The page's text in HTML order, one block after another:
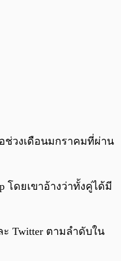
อช่วงเดือนมกราคมที่ผ่าน
โดยเขาอ้างว่าทั้งคู่ได้มี
ะ Twitter ตามลำดับใน